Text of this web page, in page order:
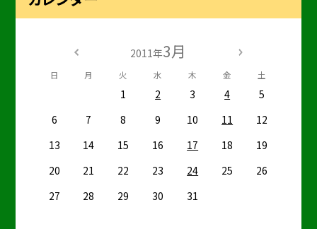
2011年3月
日 月 火 水 木 金 土
1 2 3 4
5
6
7 8 9 10 11
12
13
14 15 16 17 18
19
20
21 22 23 24 25
26
27
28 29 30 31